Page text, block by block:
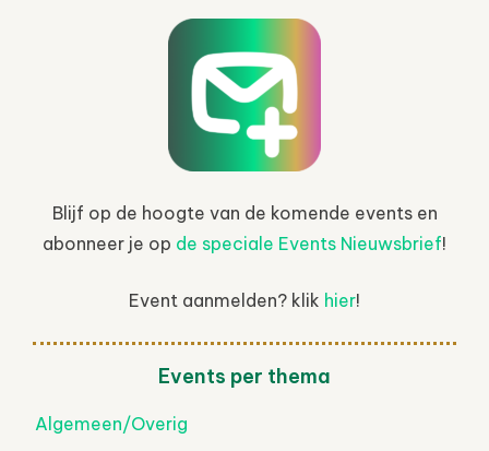
Blijf op de hoogte van de komende events en
abonneer je op de speciale Events Nieuwsbrief!
Event aanmelden? klik hier!
Events per thema
Algemeen/Overig